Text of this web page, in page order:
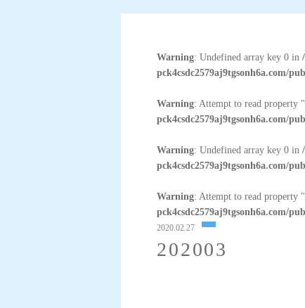
Warning: Undefined array key 0 in
pck4csdc2579aj9tgsonh6a.com/
Warning: Attempt to read property
pck4csdc2579aj9tgsonh6a.com/
Warning: Undefined array key 0 in
pck4csdc2579aj9tgsonh6a.com/
Warning: Attempt to read
pck4csdc2579aj9tgsonh6a.com/
2020.02.27
202003